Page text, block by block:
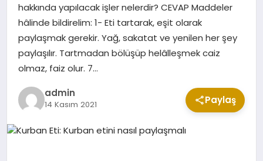
CUMA MESAJLARI
KABE CANLI YAYIN
hakkında yapılacak işler nelerdir? CEVAP Maddeler
hâlinde bildirelim: 1- Eti tartarak, eşit olarak
paylaşmak gerekir. Yağ, sakatat ve yenilen her şey
paylaşılır. Tartmadan bölüşüp helâlleşmek caiz
olmaz, faiz olur. 7…
admin
14 Kasım 2021 Paylaş